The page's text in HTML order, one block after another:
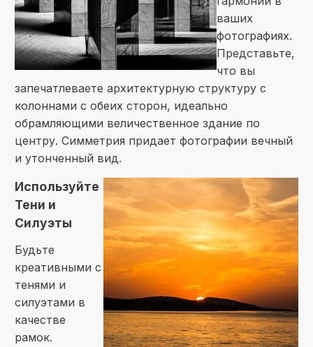
ваших
фотографиях.
Представьте,
что вы
запечатлеваете архитектурную структуру с
колоннами с обеих сторон, идеально
обрамляющими величественное здание по
центру. Симметрия придает фотографии вечный
и утонченный вид.
Используйте
Тени и
Силуэты
Будьте
креативными с
тенями и
силуэтами в
качестве
рамок.